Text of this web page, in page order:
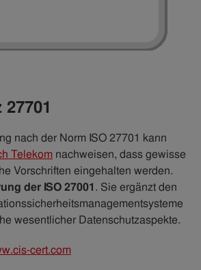
nach der Norm ISO 27701 kann
Telekom nachweisen, dass gewisse
Vorschriften eingehalten werden.
der ISO 27001. Sie ergänzt den
wesentlicher Datenschutzaspekte.
cert.com